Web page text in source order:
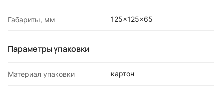
Габариты, мм 125x125x65
Параметры упаковки
Материал упаковки картон